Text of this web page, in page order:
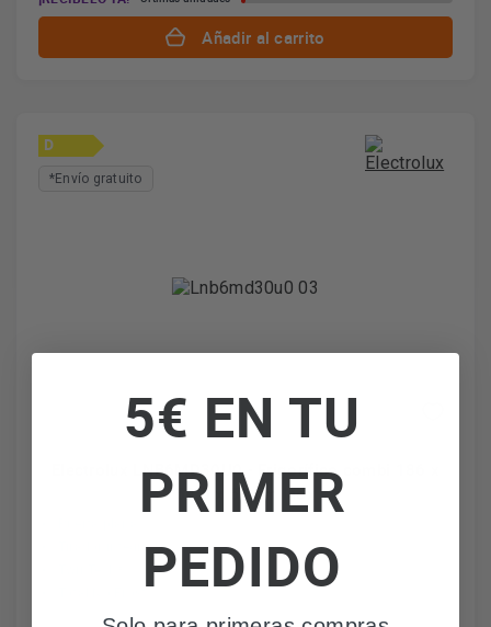
Añadir al carrito
D
*Envío gratuito
Electrolux LNB6MD30U0 - Frigorífico combi 186 x
59.5 x 59 cm Inox
Tirador integrado
Total No Frost
5€ EN TU
PRIMER
PEDIDO